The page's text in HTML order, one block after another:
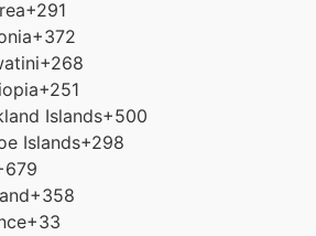
+291
+372
+268
+251
Islands+500
Islands+298
+358
+33